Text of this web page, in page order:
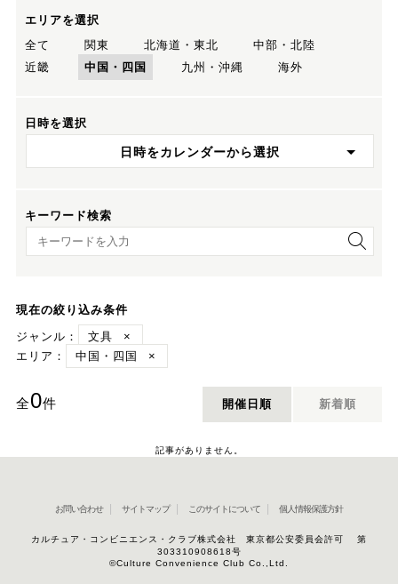
エリアを選択
全て
関東 北海道・東北
中部・北陸
近畿
中国・四国 九州・沖縄 海外
日時を選択
日時をカレンダーから選択
キーワード検索
キーワード検索
現在の絞り込み条件
ジャンル：
文具
×
エリア：
中国・四国 ×
全0件 開催日順 新着順
記事がありません。
お問い合わせ サイトマップ このサイトについて 個人情報保護方針
カルチュア・コンビニエンス・クラブ株式会社 東京都公安委員会許可 第
303310908618号
©Culture Convenience Club Co.,Ltd.